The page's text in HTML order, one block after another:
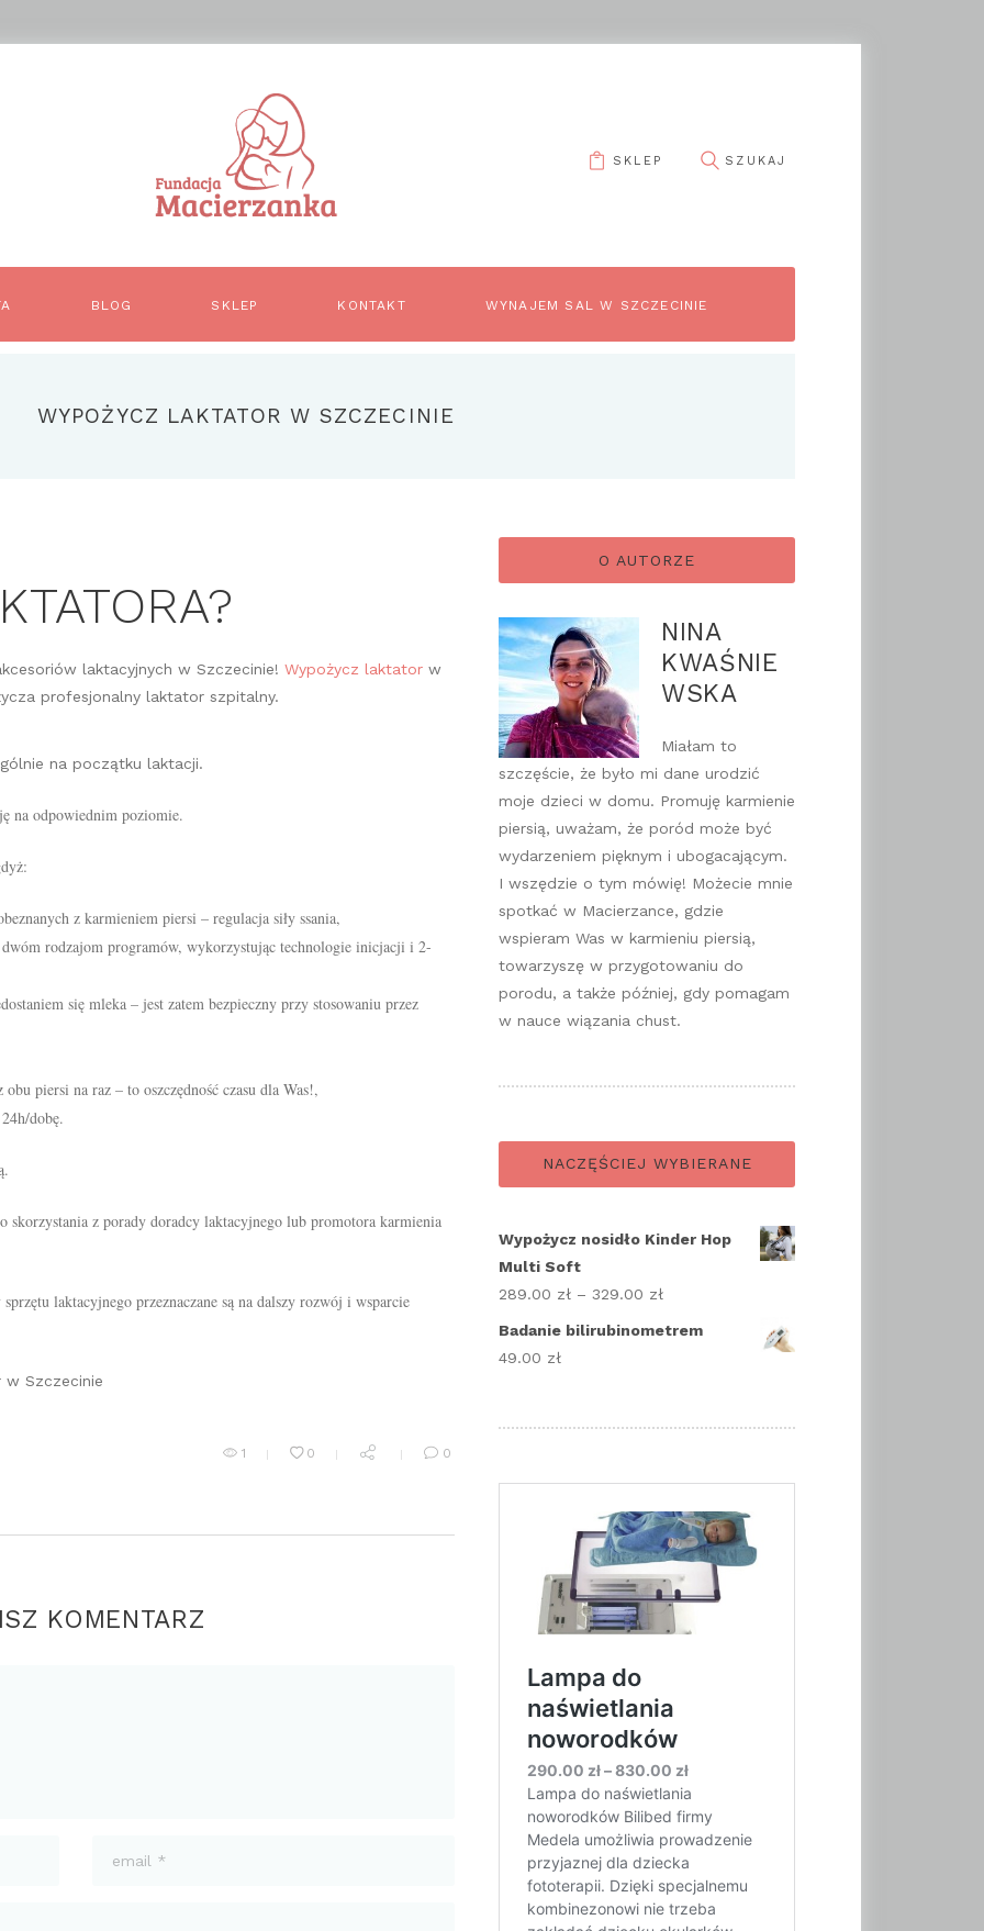
SKLEP
BLOG SKLEP KONTAKT WYNAJEM SAL W SZCZECINIE
WYPOŻYCZ LAKTATOR W SZCZECINIE
laktacyjnych w Szczecinie! Wypożycz laktator w
profesjonalny laktator szpitalny.
na początku laktacji.
na odpowiednim poziomie.
z karmieniem piersi – regulacja siły ssania,
rodzajom programów, wykorzystując technologie inicjacji i 2-
się mleka – jest zatem bezpieczny przy stosowaniu przez
piersi na raz – to oszczędność czasu dla Was!,
dobę.
skorzystania z porady doradcy laktacyjnego lub promotora karmienia
laktacyjnego przeznaczane są na dalszy rozwój i wsparcie
Szczecinie
1 0 0
KOMENTARZ
O AUTORZE
NINA
KWAŚNIE
WSKA
Miałam to
szczęście, że było mi dane urodzić
moje dzieci w domu. Promuję karmienie
piersią, uważam, że poród może być
wydarzeniem pięknym i ubogacającym.
I wszędzie o tym mówię! Możecie mnie
spotkać w Macierzance, gdzie
wspieram Was w karmieniu piersią,
towarzyszę w przygotowaniu do
porodu, a także później, gdy pomagam
w nauce wiązania chust.
NACZĘŚCIEJ WYBIERANE
Wypożycz nosidło Kinder Hop
Multi Soft
289.00 zł – 329.00 zł
329.00 zł
Badanie bilirubinometrem
49.00 zł